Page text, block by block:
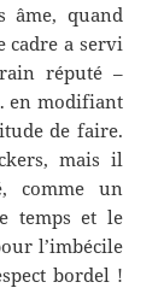
âme, quand
cadre a servi
réputé –
en modifiant
de faire.
mais il
comme un
temps et le
l’imbécile
bordel !